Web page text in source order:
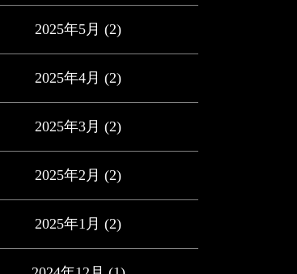
2025年5月 (2)
2025年4月 (2)
2025年3月 (2)
2025年2月 (2)
2025年1月 (2)